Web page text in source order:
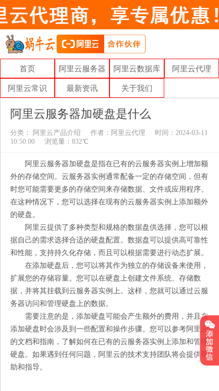
首页 阿里云服务器 阿里云数据库 阿里云代理
阿里云常识 最新资讯 关于我们
阿里云服务器加硬盘是什么
分类： 阿里云产品介绍 作者： 阿里云代理
时间：2024-03-11
10:50:00
浏览量：832℃
阿里云服务器加硬盘是指在已有的云服务器实例上增加额
外的存储空间。云服务器实例通常配备一定的存储空间，但有
时您可能需要更多的存储空间来存储数据、文件或应用程序。
在这种情况下，您可以选择在现有的云服务器实例上添加额外
的硬盘。
阿里云提供了多种类型和规格的数据盘供选择，您可以根
据自己的需求选择合适的硬盘配置。数据盘可以提供高可靠性
和性能，支持持久化存储，而且可以根据需要进行动态扩展。
在添加硬盘后，您可以将其作为独立的存储设备来使用，
扩展您的存储容量。您可以在硬盘上创建文件系统、存储数
据，并将其挂载到云服务器实例上。这样，您就可以通过云服
务器访问和管理硬盘上的数据。
需要注意的是，添加硬盘可能会产生额外的费用，并且在
添加硬盘时会涉及到一些配置和操作步骤。您可以参考阿里云
的文档和指南，了解如何在已有的云服务器实例上添加和管理
硬盘。如果遇到任何问题，阿里云的技术支持团队将会提供帮
助和指导。